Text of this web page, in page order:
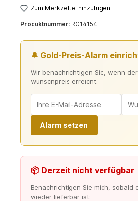
Zum Merkzettel hinzufügen
Produktnummer: RG14154
🔔 Gold-Preis-Alarm
Wir benachrichtigen Sie, wenn
Wunschpreis erreicht.
Alarm setzen
📦 Derzeit nicht verfügbar
Benachrichtigen Sie mich, sobald
wieder lieferbar ist: